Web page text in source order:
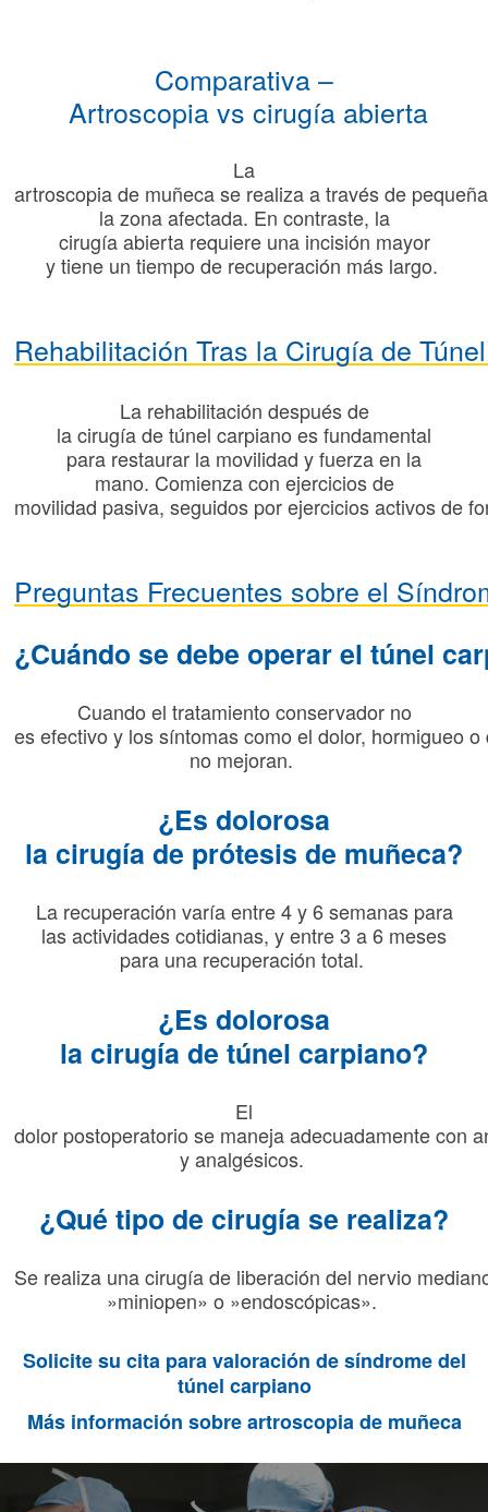
Comparativa–
Artroscopia vs cirugía abierta
La
artroscopia de muñecase realiza a través de
la zona afectada. En contraste, la
cirugía abierta requiere una incisión mayor
y tiene un tiempo de recuperación más largo.
Rehabilitación Tras la Cirugía de Túnel
La rehabilitación después de
lacirugíadetúnel carpiano es fundamental
para restaurar la movilidad yfuerzaen la
mano. Comienza con ejercicios de
movilidad pasiva, seguidos por ejercicios activos de
Preguntas Frecuentes sobre el
¿Cuándosedebe operar el túnel
Cuando el tratamiento conservador no
es efectivo y los síntomas como el dolor, hormigueo o
no mejoran.
¿Es dolorosa
la cirugía de prótesis de muñeca?
La recuperación varía entre 4 y 6 semanas para
lasactividadescotidianas, y entre 3 a 6 meses
para una recuperación total.
¿Es dolorosa
la cirugía de túnel carpiano?
El
dolor postoperatorio se maneja adecuadamente con
y analgésicos.
¿Qué tipode cirugía se realiza?
Se realiza una cirugía de liberación del nervio
»miniopen» o »endoscópicas».
Solicite su cita para valoración de síndrome del
túnel carpiano
Más información sobre artroscopia de muñeca